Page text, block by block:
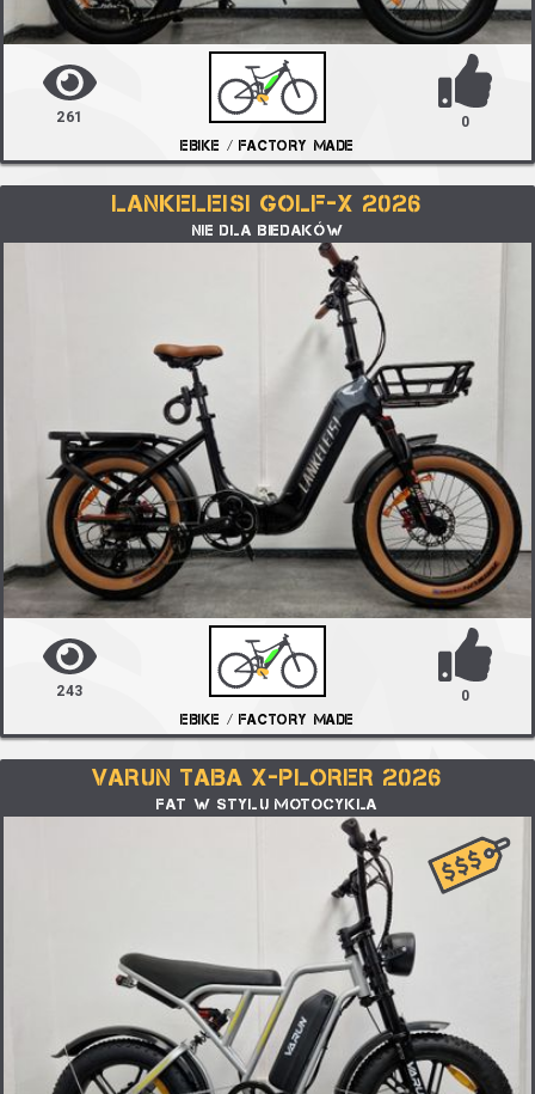
261
EBIKE / FACTORY MADE
0
LANKELEISI GOLF-X 2026
NIE DLA BIEDAKÓW
243
EBIKE / FACTORY MADE
0
VARUN TABA X-PLORER 2026
FAT W STYLU MOTOCYKLA